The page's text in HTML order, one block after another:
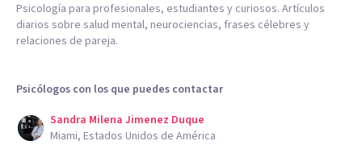
Psicología para profesionales, estudiantes y curiosos. Artículos
diarios sobre salud mental, neurociencias, frases célebres y
relaciones de pareja.
Psicólogos con los que puedes contactar
Sandra Milena Jimenez Duque
Miami, Estados Unidos de América